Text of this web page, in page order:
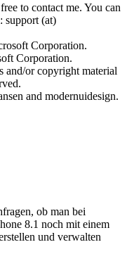
to contact me. You can
support (at)
Corporation.
Corporation.
and/or copyright material
and modernuidesign.
ob man bei
8.1 noch mit einem
und verwalten